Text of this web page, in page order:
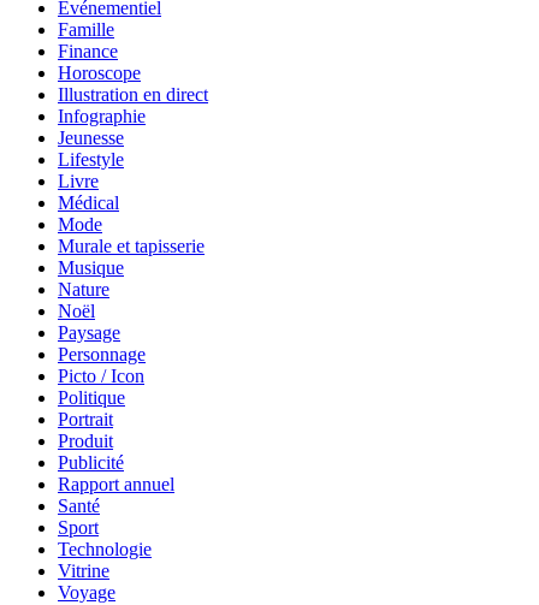
Événementiel
Famille
Finance
Horoscope
Illustration en direct
Infographie
Jeunesse
Lifestyle
Livre
Médical
Mode
Murale et tapisserie
Musique
Nature
Noël
Paysage
Personnage
Picto / Icon
Politique
Portrait
Produit
Publicité
Rapport annuel
Santé
Sport
Technologie
Vitrine
Voyage